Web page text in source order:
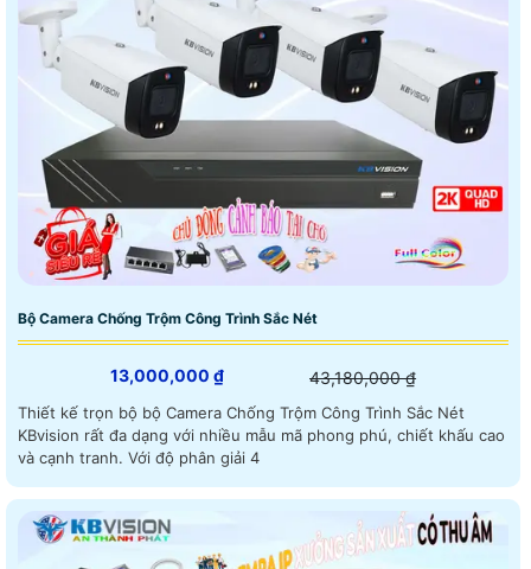
Bộ Camera Chống Trộm Công Trình Sắc Nét
13,000,000 ₫ 43,180,000 ₫
Thiết kế trọn bộ bộ Camera Chống Trộm Công Trình Sắc Nét
KBvision rất đa dạng với nhiều mẫu mã phong phú, chiết khấu cao
và cạnh tranh. Với độ phân giải 4